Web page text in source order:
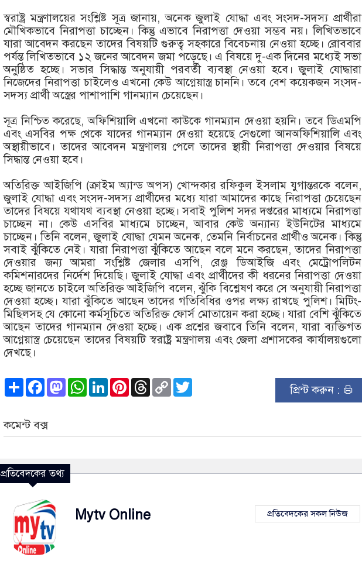
স্বরাষ্ট্র মন্ত্রণালয়ের সংশ্লিষ্ট সূত্র জানায়, অনেক জুলাই যোদ্ধা এবং সংসদ-সদস্য প্রার্থীরা
মৌখিকভাবে নিরাপত্তা চাচ্ছেন। কিন্তু এভাবে নিরাপত্তা দেওয়া সম্ভব নয়। লিখিতভাবে
যারা আবেদন করছেন তাদের বিষয়টি গুরুত্ব সহকারে বিবেচনায় নেওয়া হচ্ছে। রোববার
পর্যন্ত লিখিতভাবে ১২ জনের আবেদন জমা পড়েছে। এ বিষয়ে দু-এক দিনের মধ্যেই সভা
অনুষ্ঠিত হচ্ছে। সভার সিদ্ধান্ত অনুযায়ী পরবর্তী ব্যবস্থা নেওয়া হবে। জুলাই যোদ্ধারা
নিজেদের নিরাপত্তা চাইলেও এখনো কেউ আগ্নেয়াস্ত্র চাননি। তবে বেশ কয়েকজন সংসদ-
সদস্য প্রার্থী অস্ত্রের পাশাপাশি গানম্যান চেয়েছেন।
সূত্র নিশ্চিত করেছে, অফিশিয়ালি এখনো কাউকে গানম্যান দেওয়া হয়নি। তবে ডিএমপি
এবং এসবির পক্ষ থেকে যাদের গানম্যান দেওয়া হয়েছে সেগুলো আনঅফিশিয়ালি এবং
অস্থায়ীভাবে। তাদের আবেদন মন্ত্রণালয় পেলে তাদের স্থায়ী নিরাপত্তা দেওয়ার বিষয়ে
সিদ্ধান্ত নেওয়া হবে।
অতিরিক্ত আইজিপি (ক্রাইম অ্যান্ড অপস) খোন্দকার রফিকুল ইসলাম যুগান্তরকে বলেন,
জুলাই যোদ্ধা এবং সংসদ-সদস্য প্রার্থীদের মধ্যে যারা আমাদের কাছে নিরাপত্তা চেয়েছেন
তাদের বিষয়ে যথাযথ ব্যবস্থা নেওয়া হচ্ছে। সবাই পুলিশ সদর দপ্তরের মাধ্যমে নিরাপত্তা
চাচ্ছেন না। কেউ এসবির মাধ্যমে চাচ্ছেন, আবার কেউ অন্যান্য ইউনিটের মাধ্যমে
চাচ্ছেন। তিনি বলেন, জুলাই যোদ্ধা যেমন অনেক, তেমনি নির্বাচনের প্রার্থীও অনেক। কিন্তু
সবাই ঝুঁকিতে নেই। যারা নিরাপত্তা ঝুঁকিতে আছেন বলে মনে করছেন, তাদের নিরাপত্তা
দেওয়ার জন্য আমরা সংশ্লিষ্ট জেলার এসপি, রেঞ্জ ডিআইজি এবং মেট্রোপলিটন
কমিশনারদের নির্দেশ দিয়েছি। জুলাই যোদ্ধা এবং প্রার্থীদের কী ধরনের নিরাপত্তা দেওয়া
হচ্ছে জানতে চাইলে অতিরিক্ত আইজিপি বলেন, ঝুঁকি বিশ্লেষণ করে সে অনুযায়ী নিরাপত্তা
দেওয়া হচ্ছে। যারা ঝুঁকিতে আছেন তাদের গতিবিধির ওপর লক্ষ্য রাখছে পুলিশ। মিটিং-
মিছিলসহ যে কোনো কর্মসূচিতে অতিরিক্ত ফোর্স মোতায়েন করা হচ্ছে। যারা বেশি ঝুঁকিতে
আছেন তাদের গানম্যান দেওয়া হচ্ছে। এক প্রশ্নের জবাবে তিনি বলেন, যারা ব্যক্তিগত
আগ্নেয়াস্ত্র চেয়েছেন তাদের বিষয়টি স্বরাষ্ট্র মন্ত্রণালয় এবং জেলা প্রশাসকের কার্যালয়গুলো
দেখছে।
ShareFacebook
Mastodon
WhatsApp
LinkedInPinterest
Threads
Copy
Link প্রিন্ট করুন :
কমেন্ট বক্স
প্রতিবেদকের তথ্য
Mytv Online প্রতিবেদকের সকল নিউজ